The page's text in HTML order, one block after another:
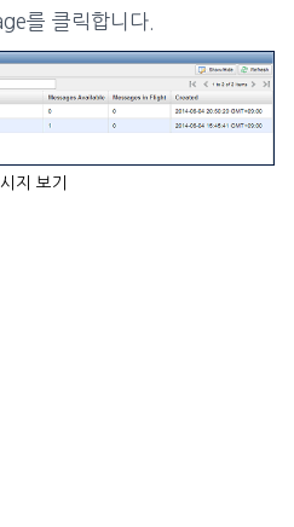
를 클릭합니다.
지 보기